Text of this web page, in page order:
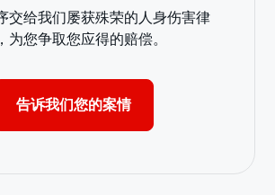
交给我们屡获殊荣的人身伤害律
为您争取您应得的赔偿。
告诉我们您的案情